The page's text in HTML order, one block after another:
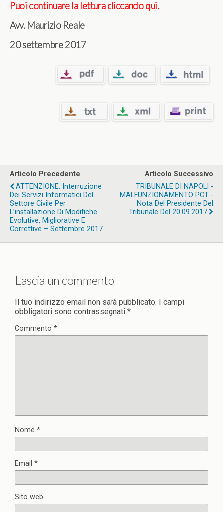
Puoi continuare la lettura cliccando qui.
Avv. Maurizio Reale
20settembre 2017
Articolo Precedente
ATTENZIONE: Interruzione
Dei Servizi Informatici Del
Settore Civile Per
L’installazione Di Modifiche
Evolutive, Migliorative E
Correttive – Settembre 2017
Articolo Successivo
TRIBUNALE DI NAPOLI -
MALFUNZIONAMENTO PCT -
Nota Del Presidente Del
Tribunale Del 20.09.2017
Lascia un commento
Il tuo indirizzo email non sarà pubblicato. I campi
obbligatori sono contrassegnati *
Commento *
Nome *
Email *
Sito web